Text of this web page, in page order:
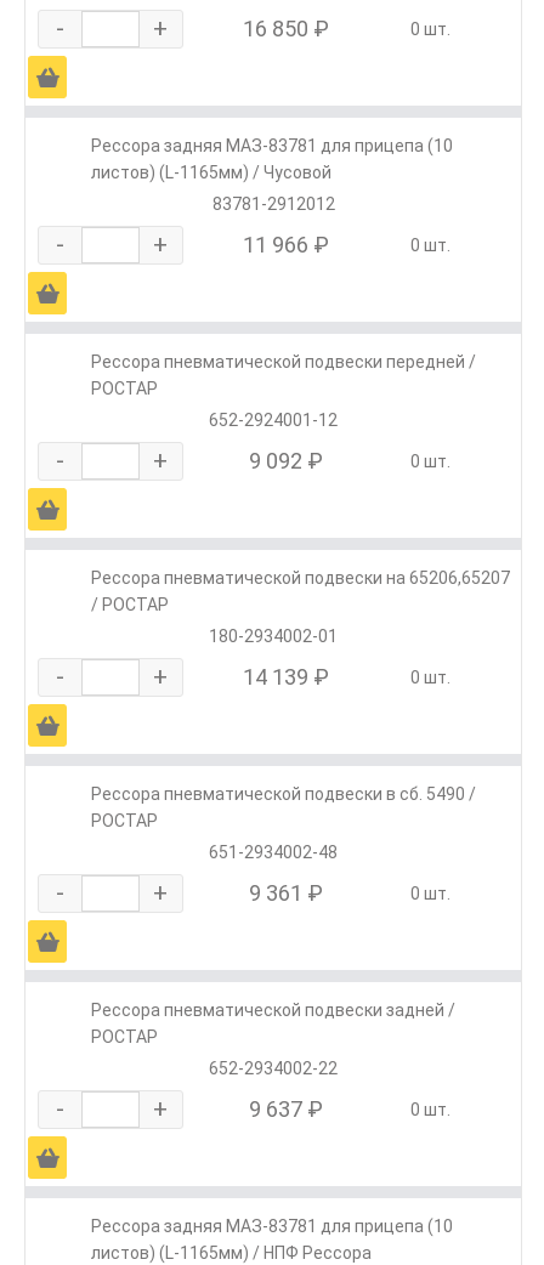
- + 16 850 ₽ 0 шт.
Ä
Рессора задняя МАЗ-83781 для прицепа (10
листов) (L-1165мм) / Чусовой
83781-2912012
- + 11 966 ₽ 0 шт.
Ä
Рессора пневматической подвески передней /
РОСТАР
652-2924001-12
- + 9 092 ₽ 0 шт.
Ä
Рессора пневматической подвески на 65206,65207
/ РОСТАР
180-2934002-01
- + 14 139 ₽ 0 шт.
Ä
Рессора пневматической подвески в сб. 5490 /
РОСТАР
651-2934002-48
- + 9 361 ₽ 0 шт.
Ä
Рессора пневматической подвески задней /
РОСТАР
652-2934002-22
- + 9 637 ₽ 0 шт.
Ä
Рессора задняя МАЗ-83781 для прицепа (10
листов) (L-1165мм) / НПФ Рессора